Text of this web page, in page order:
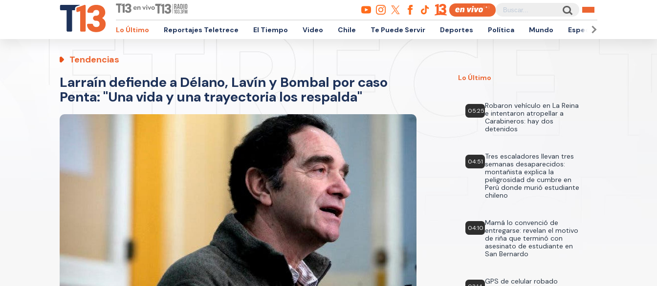
Lo Último Reportajes Teletrece El Tiempo Video Chile Te Puede Servir Deportes Política Mundo Espectáculos
Tendencias
Larraín defiende a Délano, Lavín y Bombal por caso
Penta: "Una vida y una trayectoria los respalda"
Lo Último
05:25
Robaron vehículo en La Reina
e intentaron atropellar a
Carabineros: hay dos
detenidos
04:51
Tres escaladores llevan tres
semanas desaparecidos:
montañista explica la
peligrosidad de cumbre en
Perú donde murió estudiante
chileno
04:10
Mamá lo convenció de
entregarse: revelan el motivo
de riña que terminó con
asesinato de estudiante en
San Bernardo
GPS de celular robado